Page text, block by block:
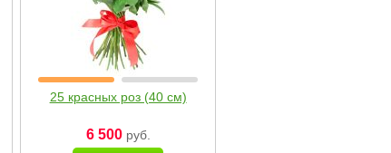
25 красных роз (40 см)
6 500руб.